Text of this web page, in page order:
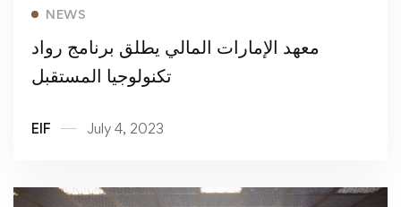
NEWS
معهد الإمارات المالي يطلق برنامج رواد
تكنولوجيا المستقبل
EIF July 4, 2023